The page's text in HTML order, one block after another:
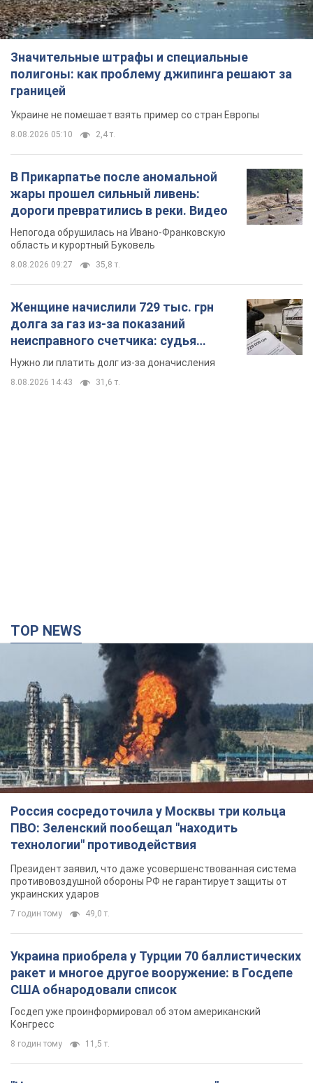
Значительные штрафы и специальные
полигоны: как проблему джипинга решают за
границей
Украине не помешает взять пример со стран Европы
8.08.2026 05:10 2,4 т.
В Прикарпатье после аномальной
жары прошел сильный ливень:
дороги превратились в реки. Видео
Непогода обрушилась на Ивано-Франковскую
область и курортный Буковель
8.08.2026 09:27 35,8 т.
Женщине начислили 729 тыс. грн
долга за газ из-за показаний
неисправного счетчика: судья
вынес неожиданное решение
Нужно ли платить долг из-за доначисления
8.08.2026 14:43 31,6 т.
TOP NEWS
Россия сосредоточила у Москвы три кольца
ПВО: Зеленский пообещал "находить
технологии" противодействия
Президент заявил, что даже усовершенствованная система
противовоздушной обороны РФ не гарантирует защиты от
украинских ударов
7 годин тому 49,0 т.
Украина приобрела у Турции 70 баллистических
ракет и многое другое вооружение: в Госдепе
США обнародовали список
Госдеп уже проинформировал об этом американский
Конгресс
8 годин тому 11,5 т.